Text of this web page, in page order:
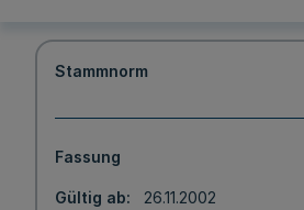
Stammnorm
Fassung
Gültig ab
26.11.2002